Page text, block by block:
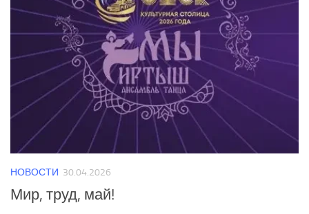
НОВОСТИ 30.04.2026
Мир, труд, май!